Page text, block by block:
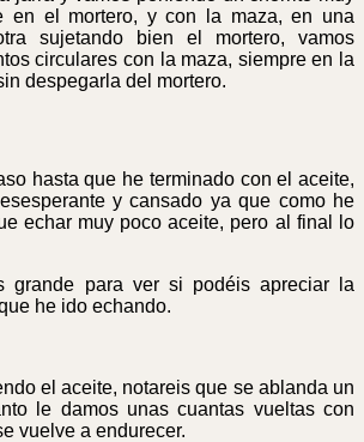
en el mortero, y con la maza, en una
sujetando bien el mortero, vamos
circulares con la maza, siempre en la
despegarla del mortero.
hasta que he terminado con el aceite,
y cansado ya que como he
echar muy poco aceite, pero al final lo
grande para ver si podéis apreciar la
he ido echando.
el aceite, notareis que se ablanda un
le damos unas cuantas vueltas con
vuelve a endurecer.